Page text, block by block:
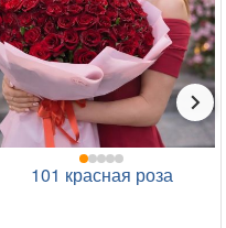
101 красная роза